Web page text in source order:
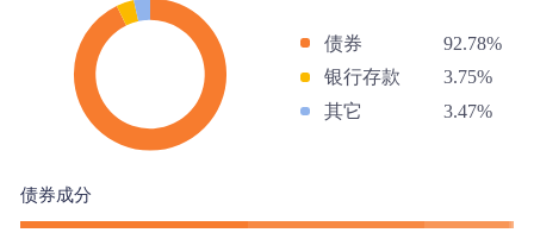
债券
92.78%
银行存款
3.75%
其它
3.47%
债券成分